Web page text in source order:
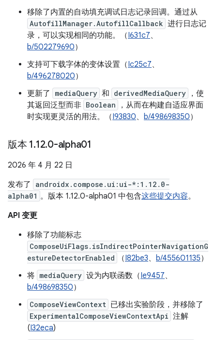
移除了内置的自动填充调试日志记录回调。通过从
AutofillManager.AutofillCallback 进行日志记
录，可以实现相同的功能。（I631c7、
b/502279690）
支持可下载字体的变体设置（Ic25c7、
b/496278020）
更新了
mediaQuery 和 derivedMediaQuery
，使
其返回泛型而非 Boolean
，从而在构建自适应界面
时实现更灵活的用法。（I93830、 b/498698350）
版本 1.12.0-alpha01
2026 年 4 月 22 日
发布了
androidx.compose.ui:ui-*:1.12.0-
alpha01 。版本 1.12.0-alpha01 中包含这些提交内容。
API 变更
移除了功能标志
ComposeUiFlags.isIndirectPointerNavigationG
estureDetectorEnabled
（I82be3、 b/455601135）
将 mediaQuery 设为内联函数（Ie9457、
b/498698350）
ComposeViewContext 已移出实验阶段，并移除了
ExperimentalComposeViewContextApi 注解
(I32eca)